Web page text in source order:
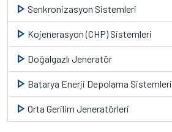
play_arrow Senkronizasyon Sistemleri
play_arrow Kojenerasyon (CHP) Sistemleri
play_arrow Doğalgazlı Jeneratör
play_arrow Batarya Enerji Depolama Sistemleri
play_arrow Orta Gerilim Jeneratörleri